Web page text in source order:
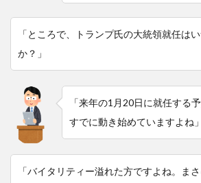
「ところで、トランプ氏の大統領就任は
か？」
「来年の1月20日に就任する
すでに動き始めていますよね」
「バイタリティー溢れた方ですよね。ま